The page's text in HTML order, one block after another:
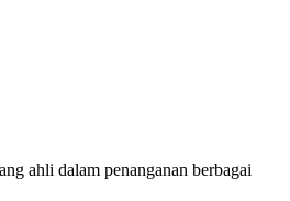
ahli dalam penanganan berbagai